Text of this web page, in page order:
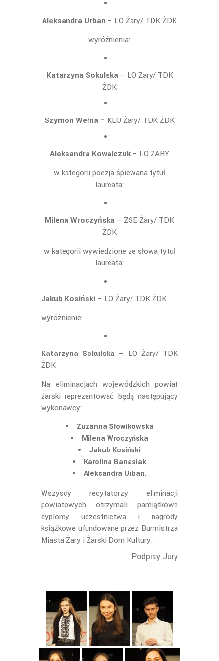
Aleksandra Urban – LO Żary/ TDK ŻDK
wyróżnienia:
Katarzyna Sokulska– LO Żary/ TDK
ŻDK
Szymon Wełna – KLO Żary/ TDK ŻDK
Aleksandra Kowalczuk – LO ŻARY
w kategorii poezja śpiewana tytuł
laureata:
Milena Wroczyńska – ZSE Żary/ TDK
ŻDK
w kategorii wywiedzione ze słowa tytuł
laureata:
Jakub Kosiński – LO Żary/ TDK ŻDK
wyróżnienie:
Katarzyna Sokulska – LO Żary/ TDK
ŻDK
Na eliminacjach wojewódzkich powiat
żarski reprezentować będą następujący
wykonawcy:
Zuzanna Słowikowska
Milena Wroczyńska
Jakub Kosiński
Karolina Banasiak
Aleksandra Urban.
Wszyscy recytatorzy eliminacji
powiatowych otrzymali pamiątkowe
dyplomy uczestnictwa i nagrody
książkowe ufundowane przez Burmistrza
Miasta Żary i Żarski Dom Kultury.
Podpisy Jury